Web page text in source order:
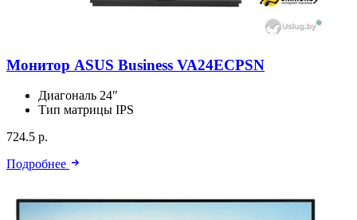
Монитор ASUS Business VA24ECPSN
Диагональ 24″
Тип матрицы IPS
724.5 р.
Подробнее